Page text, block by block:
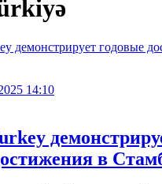
14:10
в